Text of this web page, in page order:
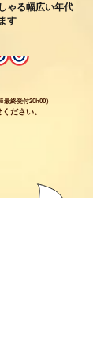
ゃる幅広い年代
す
最終受付20h00）
ださい。